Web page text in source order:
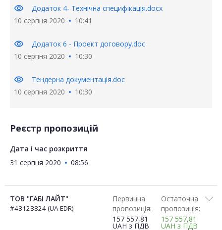
visibility
Додаток 4- Технічна специфікація.docx
10 серпня 2020
10:41
visibility
Додаток 6 - Проект договору.doc
10 серпня 2020
10:30
visibility
Тендерна документація.doc
10 серпня 2020
10:30
Реєстр пропозицій
Дата і час розкриття
31 серпня 2020
08:56
ТОВ "ГАБІ ЛАЙТ"
#43123824 (UA-EDR)
Первинна
пропозиція:
157 557,81
UAH з ПДВ
Остаточна
пропозиція:
157 557,81
UAH з ПДВ